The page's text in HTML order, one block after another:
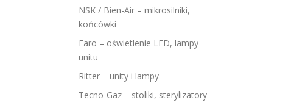
NSK / Bien-Air – mikrosilniki,
końcówki
Faro – oświetlenie LED, lampy
unitu
Ritter – unity i lampy
Tecno-Gaz – stoliki, sterylizatory